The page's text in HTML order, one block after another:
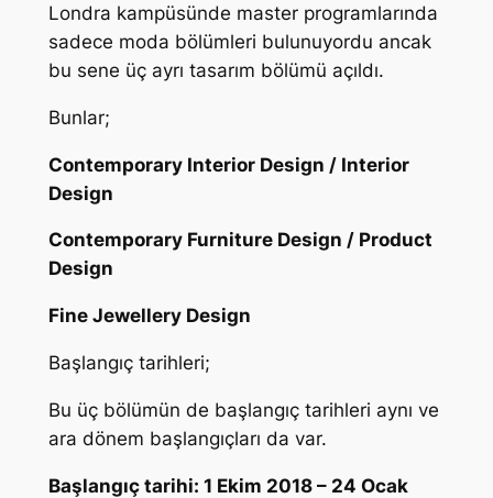
Londra kampüsünde master programlarında
sadece moda bölümleri bulunuyordu ancak
bu sene üç ayrı tasarım bölümü açıldı.
Bunlar;
Contemporary Interior Design / Interior
Design
Contemporary Furniture Design / Product
Design
Fine Jewellery Design
Başlangıç tarihleri;
Bu üç bölümün de başlangıç tarihleri aynı ve
ara dönem başlangıçları da var.
Başlangıç tarihi: 1 Ekim 2018 – 24 Ocak